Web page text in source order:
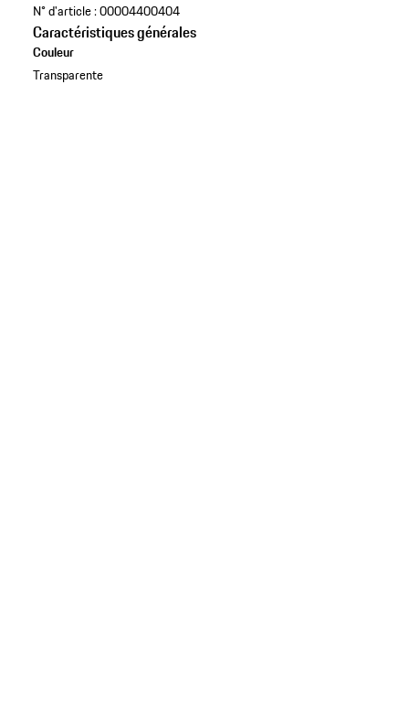
N° d'article :00004400404
Caractéristiques générales
Couleur
Transparente